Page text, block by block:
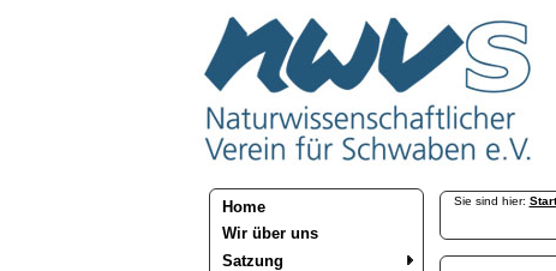
Home
Wir über uns
Satzung
Sie sind hier: Start